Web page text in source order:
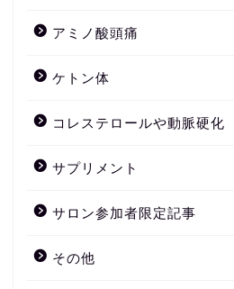
アミノ酸頭痛
ケトン体
コレステロールや動脈硬化
サプリメント
サロン参加者限定記事
その他